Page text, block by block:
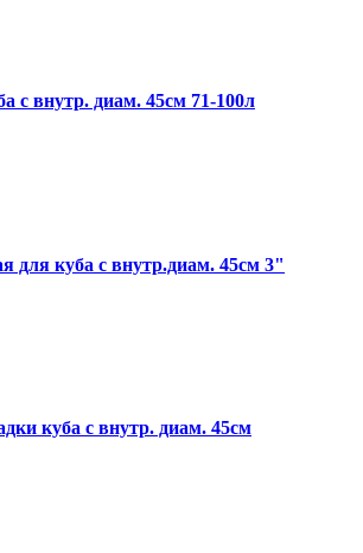
с внутр. диам. 45см 71-100л
для куба с внутр.диам. 45см 3"
куба с внутр. диам. 45см